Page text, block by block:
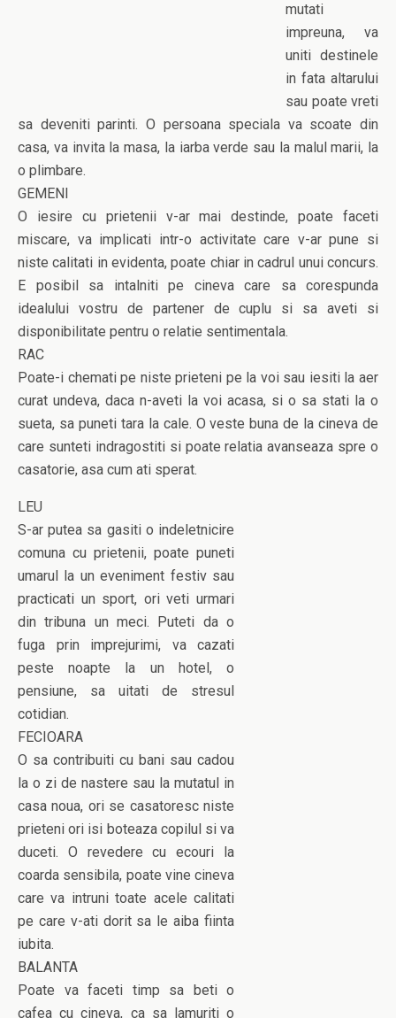
mutati
impreuna, va
uniti destinele
in fata altarului
sau poate vreti
sa deveniti parinti. O persoana speciala va scoate din
casa, va invita la masa, la iarba verde sau la malul marii, la
o plimbare.
GEMENI
O iesire cu prietenii v-ar mai destinde, poate faceti
miscare, va implicati intr-o activitate care v-ar pune si
niste calitati in evidenta, poate chiar in cadrul unui concurs.
E posibil sa intalniti pe cineva care sa corespunda
idealului vostru de partener de cuplu si sa aveti si
disponibilitate pentru o relatie sentimentala.
RAC
Poate-i chemati pe niste prieteni pe la voi sau iesiti la aer
curat undeva, daca n-aveti la voi acasa, si o sa stati la o
sueta, sa puneti tara la cale. O veste buna de la cineva de
care sunteti indragostiti si poate relatia avanseaza spre o
casatorie, asa cum ati sperat.
LEU
S-ar putea sa gasiti o indeletnicire
comuna cu prietenii, poate puneti
umarul la un eveniment festiv sau
practicati un sport, ori veti urmari
din tribuna un meci. Puteti da o
fuga prin imprejurimi, va cazati
peste noapte la un hotel, o
pensiune, sa uitati de stresul
cotidian.
FECIOARA
O sa contribuiti cu bani sau cadou
la o zi de nastere sau la mutatul in
casa noua, ori se casatoresc niste
prieteni ori isi boteaza copilul si va
duceti. O revedere cu ecouri la
coarda sensibila, poate vine cineva
care va intruni toate acele calitati
pe care v-ati dorit sa le aiba fiinta
iubita.
BALANTA
Poate va faceti timp sa beti o
cafea cu cineva, ca sa lamuriti o